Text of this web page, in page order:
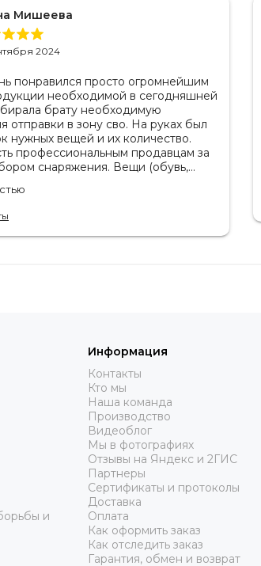
Мишеева
2024
понравился просто огромнейшим
необходимой в сегодняшней
брату необходимую
отправки в зону сво. На руках был
нужных вещей и их количество.
профессиональным продавцам за
снаряжения. Вещи (обувь,
Бонусом докупила
сетей от фабрики. Они
и
Информация
Контакты
Кто мы
Наша команда
Производство
Видеоблог
Мы в фотографиях
Отзывы на Яндекс и 2ГИС
Партнеры
Сертификаты и протоколы
Доставка
Оплата
Как оформить заказ
Как отследить заказ
Гарантия, обмен и возврат